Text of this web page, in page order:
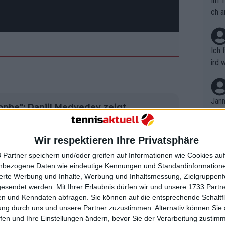
Wir respektieren Ihre Privatsphäre
Partner speichern und/oder greifen auf Informationen wie Cookies
Daten wie eindeutige Kennungen und
Werbung und Inhalte, Werbung und Inhaltsmessung,
werden. Mit Ihrer Erlaubnis dürfen wir und unsere 1733
und Kenndaten abfragen. Sie können auf die entsprechende
durch uns und unsere Partner zuzustimmen. Alternativ können Sie
und Ihre Einstellungen ändern, bevor Sie der Verarbeitung
Daniil Medvedev zeigt
besorgt über langsame
das passieren?
für die WTA Finals 2023
Kontroverse um die Möglichkeit
ch
Ich
ird
r in
em
t,
B.
on
n
nt.